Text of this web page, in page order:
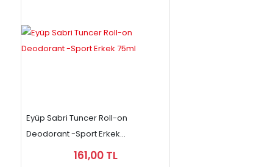
Eyüp Sabri Tuncer Roll-on
Deodorant -Sport Erkek...
161,00 TL